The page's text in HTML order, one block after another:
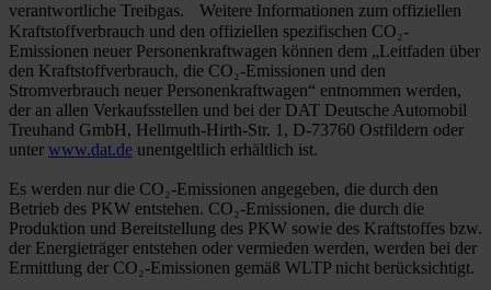
verantwortliche Treibgas. Weitere Informationen zum offiziellen
Kraftstoffverbrauch und den offiziellen spezifischen CO₂-
Emissionen neuer Personenkraftwagen können dem „Leitfaden über
den Kraftstoffverbrauch, die CO₂-Emissionen und den
Stromverbrauch neuer Personenkraftwagen“ entnommen werden,
der an allen Verkaufsstellen und bei der DAT Deutsche Automobil
Treuhand GmbH, Hellmuth-Hirth-Str. 1, D-73760 Ostfildern oder
unter www.dat.de unentgeltlich erhältlich ist.
Es werden nur die CO₂-Emissionen angegeben, die durch den
Betrieb des PKW entstehen. CO₂-Emissionen, die durch die
Produktion und Bereitstellung des PKW sowie des Kraftstoffes bzw.
der Energieträger entstehen oder vermieden werden, werden bei der
Ermittlung der CO₂-Emissionen gemäß WLTP nicht berücksichtigt.